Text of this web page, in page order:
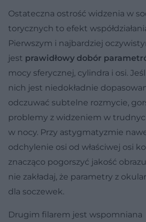
Ostateczna ostrość widzenia w
torycznych to efekt
Pierwszym i najbardziej
jest prawidłowy dobór
mocy sferycznej, cylindra i osi.
nich jest niedokładnie
odczuwać subtelne rozmycie,
problemy z widzeniem w
w nocy. Przy astygmatyzmie
odchylenie osi od właściwej osi
znacząco pogorszyć jakość
nie zakładaj, że parametry z
dla soczewek.
Drugim filarem jest wspomniana